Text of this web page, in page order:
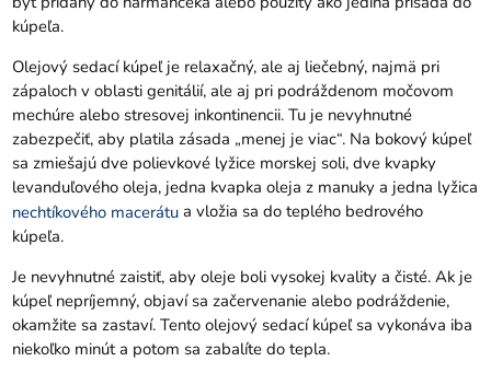
kúpeľa.
Olejový sedací kúpeľ je relaxačný, ale aj liečebný, najmä pri
zápaloch v oblasti genitálií, ale aj pri podráždenom močovom
mechúre alebo stresovej inkontinencii. Tu je nevyhnutné
zabezpečiť, aby platila zásada „menej je viac“. Na bokový kúpeľ
sa zmiešajú dve polievkové lyžice morskej soli, dve kvapky
levanduľového oleja, jedna kvapka oleja z manuky a jedna lyžica
nechtíkového macerátu a vložia sa do teplého bedrového
kúpeľa.
Je nevyhnutné zaistiť, aby oleje boli vysokej kvality a čisté. Ak je
kúpeľ nepríjemný, objaví sa začervenanie alebo podráždenie,
okamžite sa zastaví. Tento olejový sedací kúpeľ sa vykonáva iba
niekoľko minút a potom sa zabalíte do tepla.